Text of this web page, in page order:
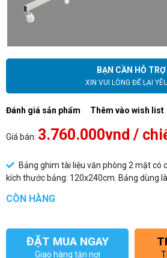
BẠN CẦN HỖ TRỢ
XIN VUI LÒNG ĐỂ LẠI
Đánh giá sản phẩm Thêm vào wish list
Giá bán: 3.760.000vnd /
Bảng ghim tài liệu văn phòng 2 mặt có
kích thước bảng: 120x240cm. Bảng dùng
CÒN HÀNG
ĐẶT MUA NGAY
Giao hàng tận nơi